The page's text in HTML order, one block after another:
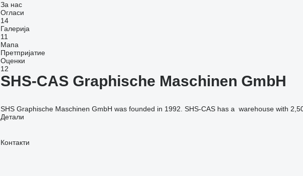
За нас
Огласи
14
Галерија
11
Мапа
Претпријатие
Оценки
12
SHS-CAS Graphische Maschinen GmbH
SHS Graphische Maschinen GmbH was founded in 1992. SHS-CAS has a warehouse with
Детали
Контакти